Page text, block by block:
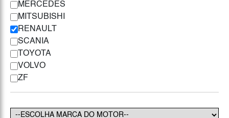
MERCEDES
MITSUBISHI
RENAULT
SCANIA
TOYOTA
VOLVO
ZF